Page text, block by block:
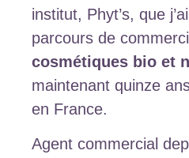
institut, Phyt’s, que
parcours de
cosmétiques bio et
maintenant quinze
en France.
Agent commercial